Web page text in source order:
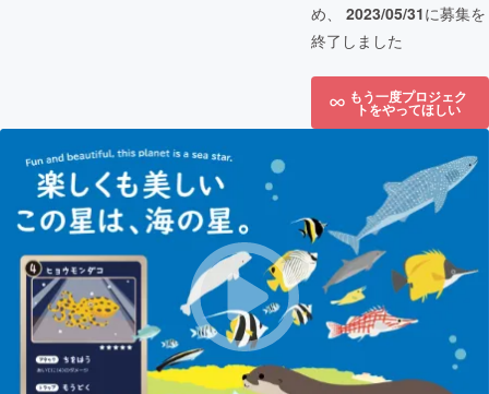
め、 2023/05/31に募集を
終了しました
もう一度プロジェク
トをやってほしい